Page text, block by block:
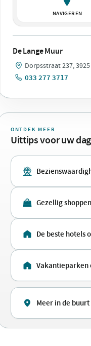
NAVIGEREN
De Lange Muur
Dorpsstraat 237,
033 277 3717
ONTDEK MEER
Uittips voor uw
Gezellig
De beste hotels
Vakantieparken
Meer in de